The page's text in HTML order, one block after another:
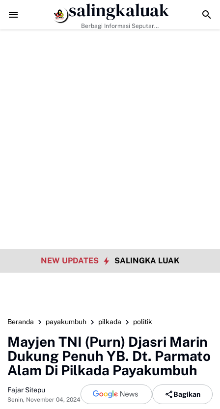
Data Sosial Jadi Kunci, Hj. Aida Dorong Nagari Aktif Pastikan
salingkaluak
Berbagi Informasi Seputar
NEW UPDATES SALINGKA LUAK
Beranda payakumbuh pilkada politik
Mayjen TNI (Purn) Djasri Marin
Dukung Penuh YB. Dt. Parmato
Alam Di Pilkada Payakumbuh
Fajar Sitepu
Senin, November 04, 2024
Bagikan